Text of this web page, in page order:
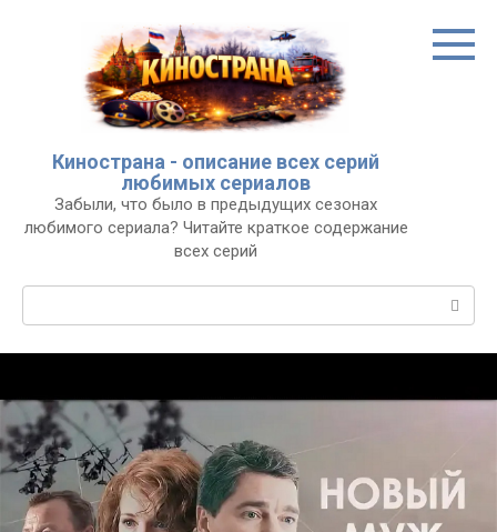
Кинострана - описание всех серий
любимых сериалов
Забыли, что было в предыдущих сезонах
любимого сериала? Читайте краткое содержание
всех серий